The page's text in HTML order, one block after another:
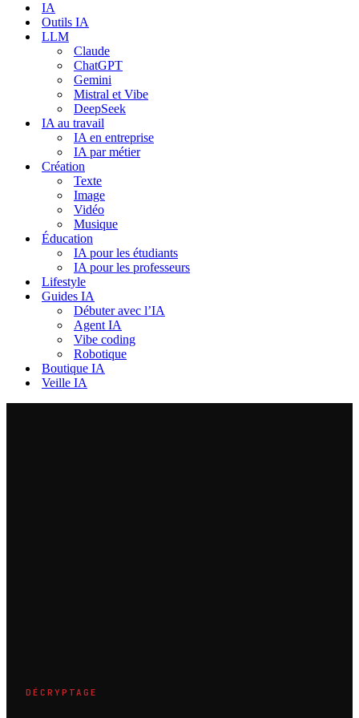
navigation
IA
Outils IA
LLM
Claude
ChatGPT
Gemini
Mistral et Vibe
DeepSeek
IA au travail
IA en entreprise
IA par métier
Création
Texte
Image
Vidéo
Musique
Éducation
IA pour les étudiants
IA pour les professeurs
Lifestyle
Guides IA
Débuter avec l’IA
Agent IA
Vibe coding
Robotique
Boutique IA
Veille IA
DÉCRYPTAGE